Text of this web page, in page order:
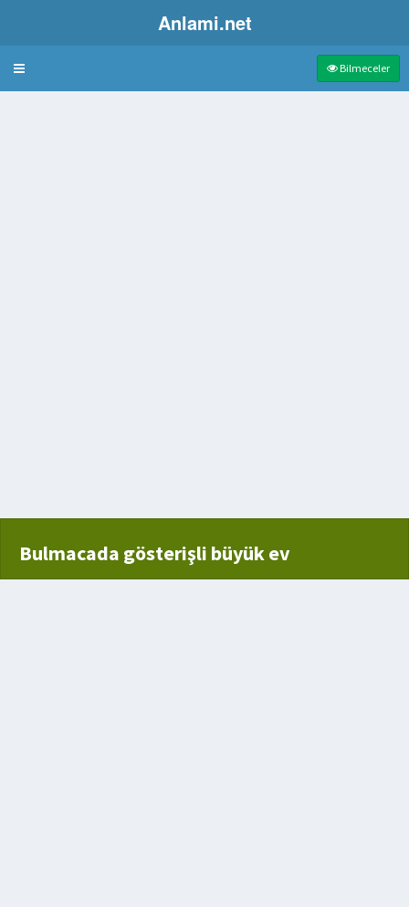
Anlami.net
Bulmaca Bilmeceler
Bulmacada gösterişli büyük ev